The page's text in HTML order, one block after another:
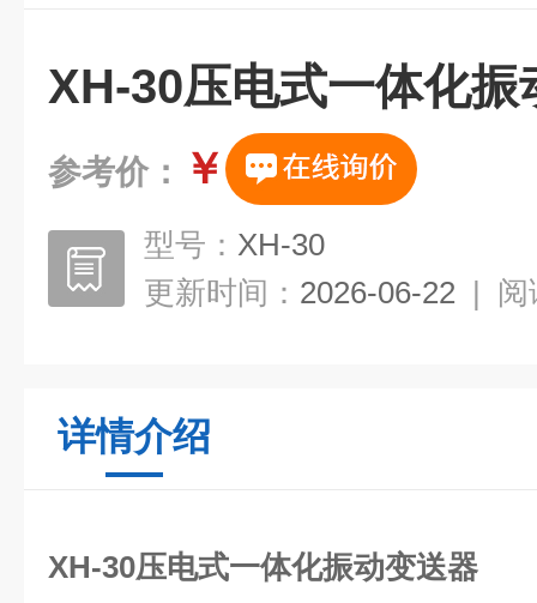
XH-30压电式一体化振
参考价： ￥
型号： XH-30
更新时间： 2026-06-22 | 阅
详情介绍
XH-30压电式一体化振动变送器